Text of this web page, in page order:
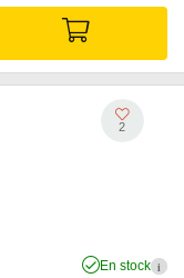
2
En stock i